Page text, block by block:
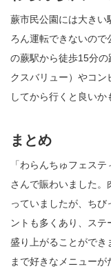
蕨市民公園には大きい
ろん運転できないので
の蕨駅から徒歩15分
クスバリュー）やコン
してから行くと良いか
まとめ
「わらんちゅフェス
さんで賑わいました。
っていましたが、ち
ントも多くあり、ス
盛り上がることができ
まで好きなメニュー